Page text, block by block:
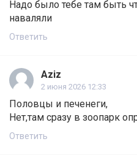
Надо было тебе там быть
наваляли
Ответить
Aziz
2 июня 2026 12:33
Половцы и печенеги,
Нет,там сразу в зоопарк
Ответить